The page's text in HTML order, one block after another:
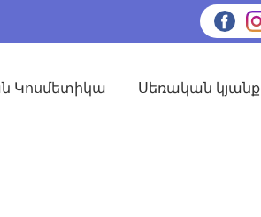
Կոսմետիկա Սեռական կյանք